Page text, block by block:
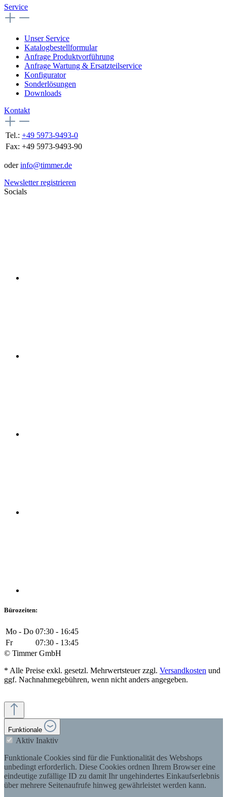
Service
Unser Service
Katalogbestellformular
Anfrage Produktvorführung
Anfrage Wartung & Ersatzteilservice
Konfigurator
Sonderlösungen
Downloads
Kontakt
Tel.: +49 5973-9493-0
Fax: +49 5973-9493-90
oderinfo@timmer.de
Newsletter registrieren
Socials
Bürozeiten:
Mo - Do 07:30 - 16:45
Fr
07:30 - 13:45
© Timmer GmbH
* Alle Preise exkl. gesetzl. Mehrwertsteuer zzgl. Versandkosten und
ggf. Nachnahmegebühren, wenn nicht anders angegeben.
Funktionale
Aktiv Inaktiv
Funktionale Cookies sind für die Funktionalität des Webshops
unbedingt erforderlich. Diese Cookies ordnen Ihrem Browser eine
eindeutige zufällige ID zu damit Ihr ungehindertes Einkaufserlebnis
über mehrere Seitenaufrufe hinweg gewährleistet werden kann.